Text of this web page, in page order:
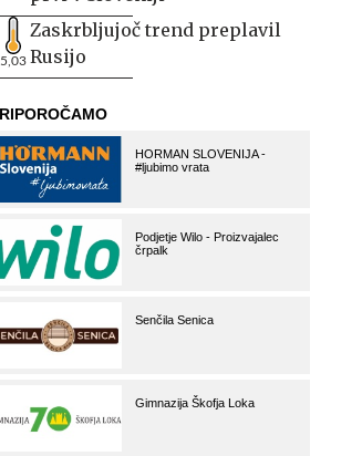
5,03
Zaskrbljujoč trend preplavil
Rusijo